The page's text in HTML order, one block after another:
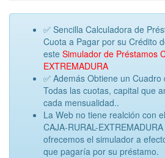
✅ Sencilla Calculadora de
Cuota a Pagar por su Crédito
este Simulador de Préstamos
EXTREMADURA
✅ Además Obtiene un
Todas las cuotas, capital que
cada mensualidad..
La Web no tiene realción con
CAJA-RURAL-
ofrecemos el simulador a
que pagaría por su préstamo.